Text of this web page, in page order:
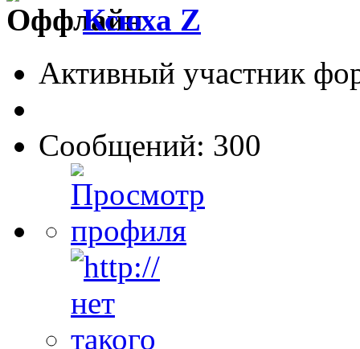
Ксюха Z
Активный участник
Сообщений: 300